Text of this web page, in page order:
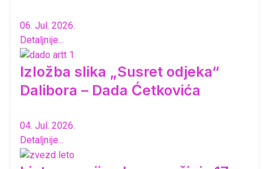
06. Jul. 2026.
Detaljnije...
Izložba slika „Susret odjeka“
Dalibora – Dada Ćetkovića
04. Jul. 2026.
Detaljnije...